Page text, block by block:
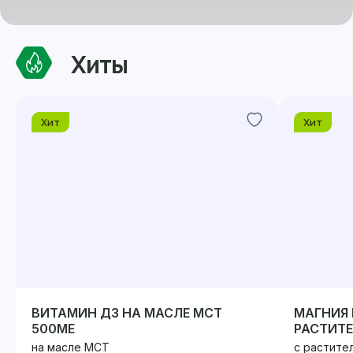
Хиты
Хит
ВИТАМИН Д3 НА МАСЛЕ МСТ
500МЕ
на масле МСТ
Хит
МАГНИЯ
с